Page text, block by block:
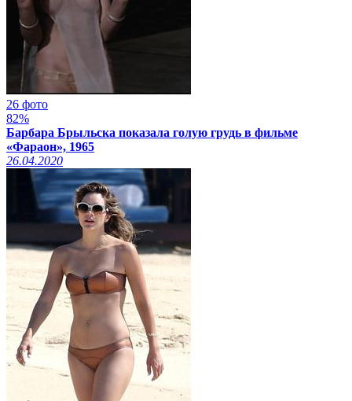
26 фото
82%
Барбара Брыльска показала голую грудь в фильме
«Фараон», 1965
26.04.2020